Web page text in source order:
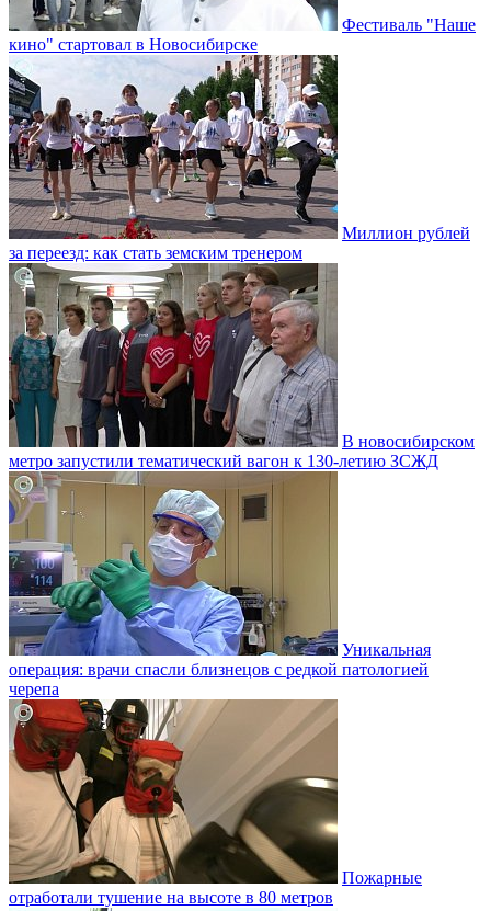
Фестиваль "Наше
кино" стартовал в Новосибирске
Миллион рублей
за переезд: как стать земским тренером
В новосибирском
метро запустили тематический вагон к 130-летию ЗСЖД
Уникальная
операция: врачи спасли близнецов с редкой патологией
черепа
Пожарные
отработали тушение на высоте в 80 метров